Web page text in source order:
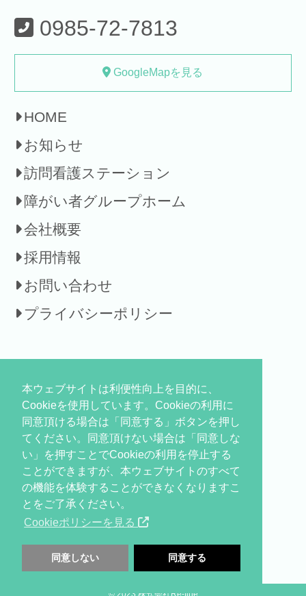
本ウェブサイトは利便性向上を目的に、
Cookieを使用しています。Cookieの利用に
同意頂ける場合は「同意する」ボタンを押し
てください。同意頂けない場合は「同意しな
い」を押すことでCookieの利用を停止する
ことができますが、本ウェブサイトのすべて
の機能を体験することができなくなりますこ
とをご了承ください。
Cookieポリシーを見る
同意しない 同意する
HOME
お知らせ
訪問看護ステーション
障がい者グループホーム
会社概要
採用情報
お問い合わせ
プライバシーポリシー
0985-72-7813
GoogleMapを見る
© 2023 株式会社Re-fine